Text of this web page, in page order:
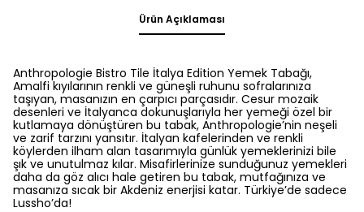
Ürün Açıklaması
Anthropologie Bistro Tile İtalya Edition Yemek Tabağı,
Amalfi kıyılarının renkli ve güneşli ruhunu sofralarınıza
taşıyan, masanızın en çarpıcı parçasıdır. Cesur mozaik
desenleri ve İtalyanca dokunuşlarıyla her yemeği özel bir
kutlamaya dönüştüren bu tabak, Anthropologie’nin neşeli
ve zarif tarzını yansıtır. İtalyan kafelerinden ve renkli
köylerden ilham alan tasarımıyla günlük yemeklerinizi bile
şık ve unutulmaz kılar. Misafirlerinize sunduğunuz yemekleri
daha da göz alıcı hale getiren bu tabak, mutfağınıza ve
masanıza sıcak bir Akdeniz enerjisi katar. Türkiye’de sadece
Lussho’da!